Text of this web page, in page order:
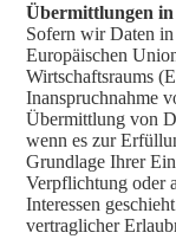
Übermittlungen
Sofern wir Daten
Europäischen
Wirtschaftsraums
Inanspruchnahme
Übermittlung von
wenn es zur
Grundlage Ihrer
Verpflichtung oder
Interessen
vertraglicher